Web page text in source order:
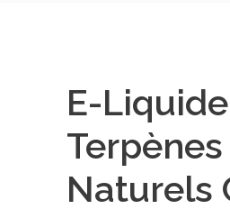
E-Liquide
Terpènes
Naturels